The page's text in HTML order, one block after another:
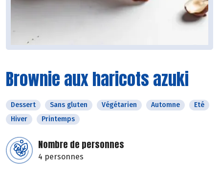
Brownie aux haricots azuki
Dessert Sans gluten Végétarien Automne
Eté
Hiver
Printemps
Nombre de personnes
4 personnes